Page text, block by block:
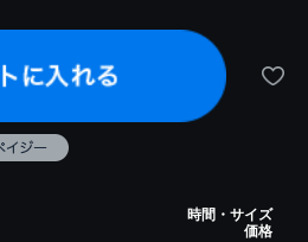
時間・サイズ
価格